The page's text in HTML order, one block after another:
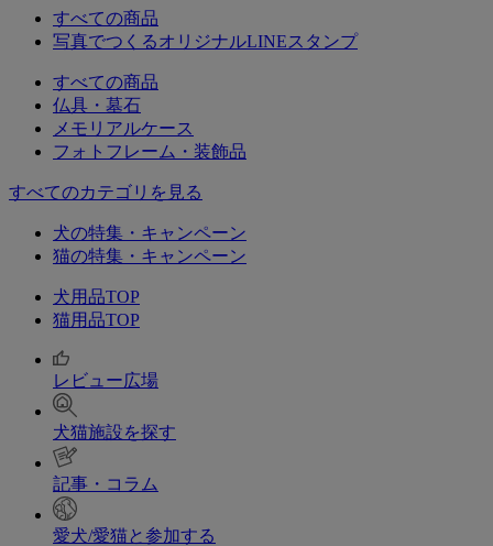
すべての商品
写真でつくるオリジナルLINEスタンプ
すべての商品
仏具・墓石
メモリアルケース
フォトフレーム・装飾品
すべてのカテゴリを見る
犬の特集・キャンペーン
猫の特集・キャンペーン
犬用品TOP
猫用品TOP
レビュー広場
犬猫施設を探す
記事・コラム
愛犬/愛猫と参加する